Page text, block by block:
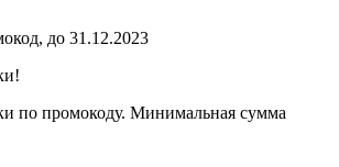
до 31.12.2023
по промокоду. Минимальная сумма